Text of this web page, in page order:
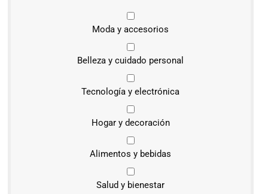
Moda y accesorios
Belleza y cuidado personal
Tecnología y electrónica
Hogar y decoración
Alimentos y bebidas
Salud y bienestar